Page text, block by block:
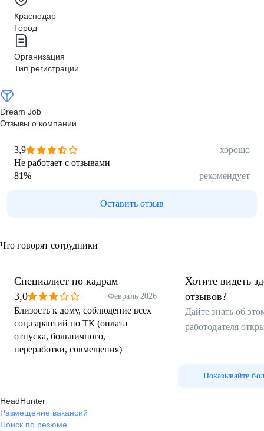
Краснодар
Город
Организация
Тип регистрации
Dream Job
Отзывы о компании
3,9
хорошо
Не работает с отзывами
81% рекомендует
Оставить отзыв
Что говорят сотрудники
Специалист по кадрам
3,0
Февраль 2026
Близость к дому, соблюдение всех
соц.гарантий по ТК (оплата
отпуска, больничного,
переработки, совмещения)
Хотите видеть
отзывов?
Дайте знать об
работодателя
Показывайте
HeadHunter
Размещение вакансий
Поиск по резюме